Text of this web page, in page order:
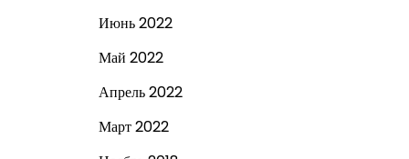
Июнь 2022
Май 2022
Апрель 2022
Март 2022